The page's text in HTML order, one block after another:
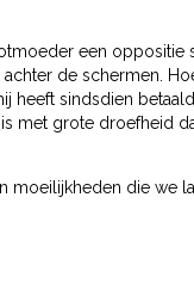
een oppositie
de schermen.
heeft sindsdien
met grote droefheid
moeilijkheden die we